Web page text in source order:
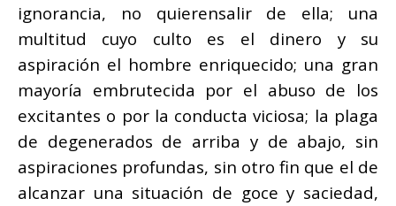
ignorancia, no quierensalir de ella; una
multitud cuyo culto es el dinero y su
aspiración el hombre enriquecido; una gran
mayoría embrutecida por el abuso de los
excitantes o por la conducta viciosa; la plaga
de degenerados de arriba y de abajo, sin
aspiraciones profundas, sin otro fin que el de
alcanzar una situación de goce y saciedad,